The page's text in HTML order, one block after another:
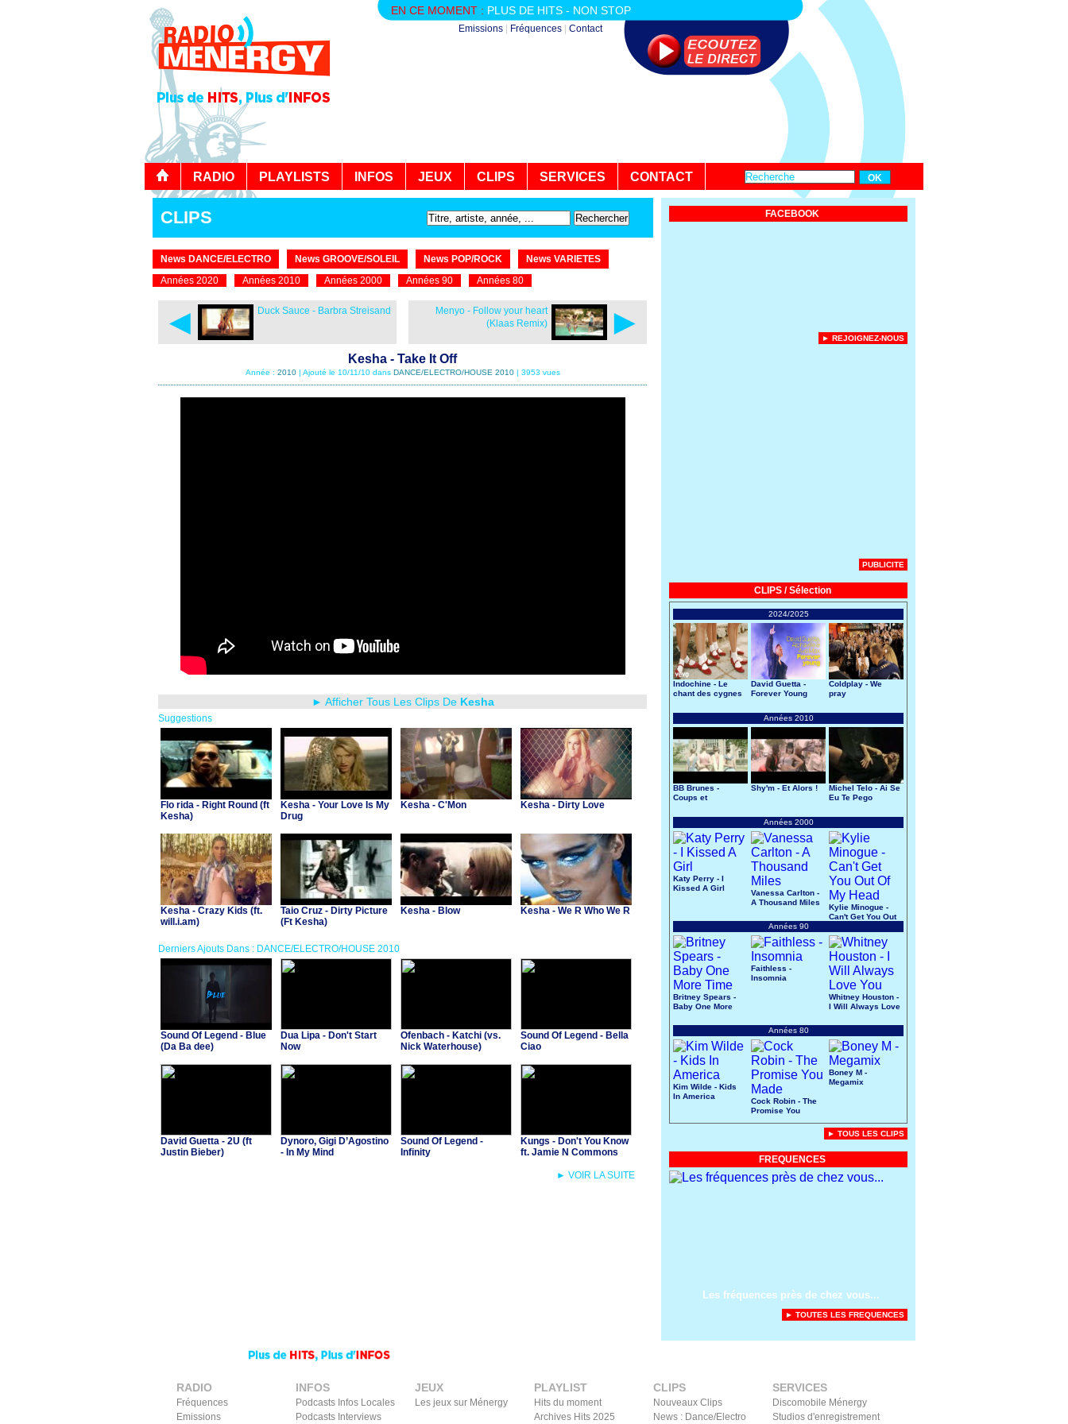
EN CE MOMENT : PLUS DE HITS - NON STOP
Emissions Fréquences Contact
RADIO PLAYLISTS INFOS JEUX CLIPS SERVICES CONTACT
CLIPS
News DANCE/ELECTRO News GROOVE/SOLEIL News POP/ROCK
News VARIETES
Années 2020
Années 2010 Années 2000 Années 90 Années 80
◄ Duck Sauce - Barbra Streisand ►
Menyo - Follow your heart
(Klaas Remix)
Kesha - Take It Off
Année : 2010| Ajouté le 10/11/10 dans DANCE/ELECTRO/HOUSE 2010| 3953 vues
► Afficher Tous Les Clips De Kesha
Suggestions
Flo rida - Right Round (ft
Kesha)
Kesha - Your Love Is My
Drug
Kesha - C'Mon Kesha - Dirty Love
Kesha - Crazy Kids (ft.
will.i.am)
Taio Cruz - Dirty Picture
(Ft Kesha)
Kesha - Blow Kesha - We R Who We R
Derniers Ajouts Dans : DANCE/ELECTRO/HOUSE 2010
Sound Of Legend - Blue
(Da Ba dee)
Dua Lipa - Don't Start
Now
Ofenbach - Katchi (vs.
Nick Waterhouse)
Sound Of Legend - Bella
Ciao
David Guetta - 2U (ft
Justin Bieber)
Dynoro, Gigi D’Agostino
- In My Mind
Sound Of Legend -
Infinity
Kungs - Don't You Know
ft. Jamie N Commons
► VOIR LA SUITE
FACEBOOK
► REJOIGNEZ-NOUS
PUBLICITE
CLIPS / Sélection
2024/2025
Indochine - Le
chant des cygnes
David Guetta -
Forever Young
Coldplay - We
pray
Années 2010
BB Brunes -
Coups et
Shy'm - Et Alors !
Michel Telo - Ai Se
Eu Te Pego
Années 2000
Katy Perry - I
Kissed A Girl
Vanessa Carlton -
A Thousand Miles
Kylie Minogue -
Can't Get You Out
Années 90
Britney Spears -
Baby One More
Faithless -
Insomnia
Whitney Houston -
I Will Always Love
Années 80
Kim Wilde - Kids
In America
Cock Robin - The
Promise You
Boney M -
Megamix
► TOUS LES CLIPS
FREQUENCES
Les fréquences près de chez vous...
► TOUTES LES FREQUENCES
RADIO
Fréquences
Emissions
INFOS
Podcasts Infos Locales
Podcasts Interviews
JEUX
Les jeux sur Ménergy
PLAYLIST
Hits du moment
Archives Hits 2025
CLIPS
Nouveaux Clips
News : Dance/Electro
SERVICES
Discomobile Ménergy
Studios d'enregistrement